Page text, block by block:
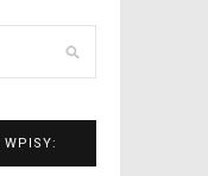
WPISY: